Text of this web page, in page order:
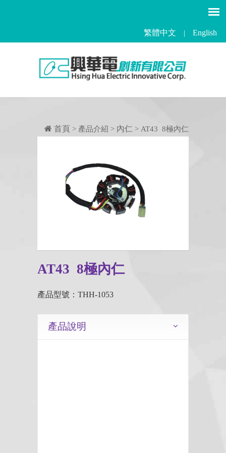
繁體中文 |English
首頁 > 產品介紹 > 內仁 > AT43 8極內仁
AT43 8極內仁
產品型號：THH-1053
產品說明